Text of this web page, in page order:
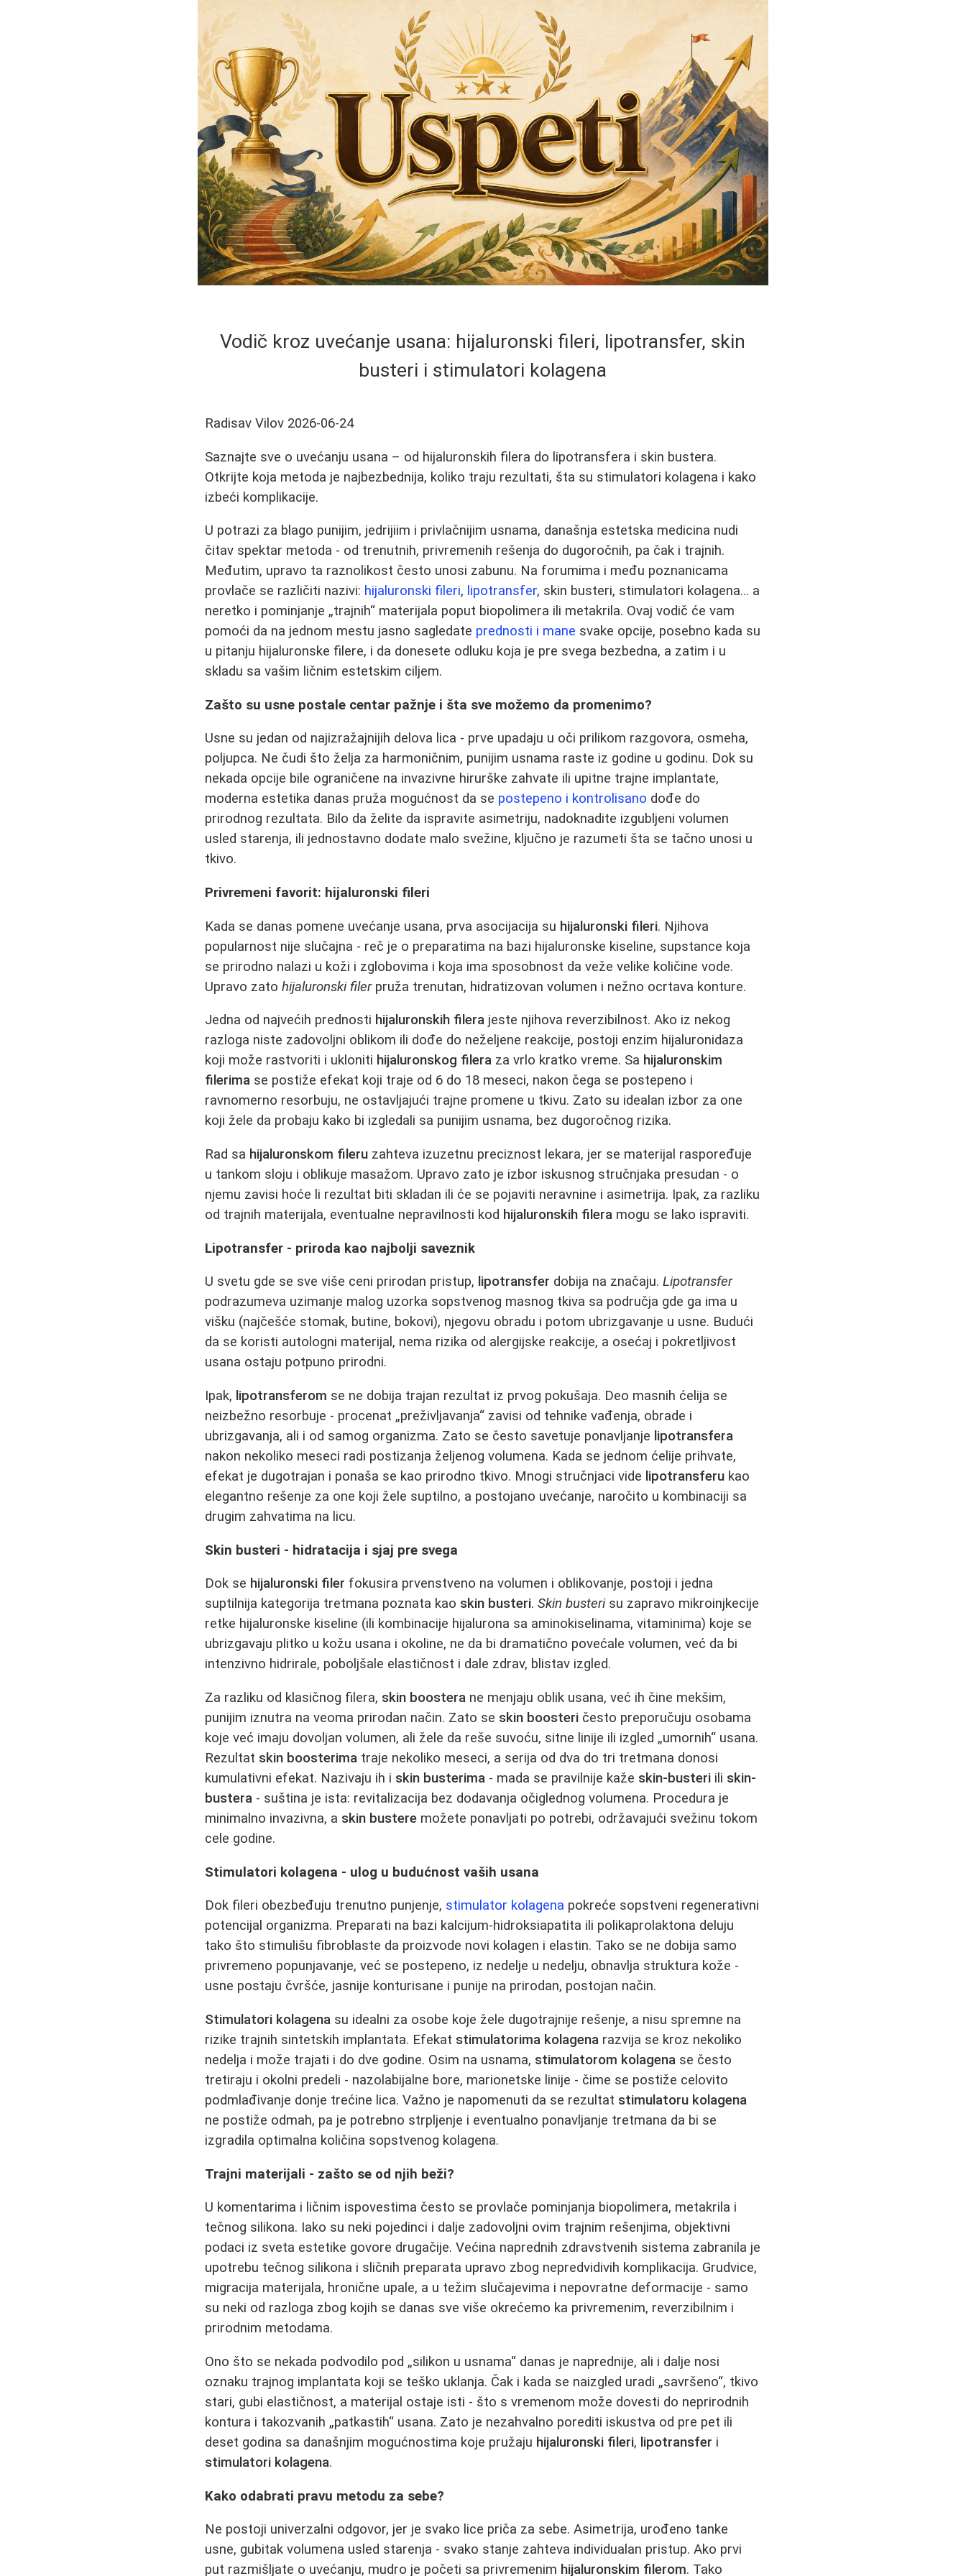
Vodič kroz uvećanje usana: hijaluronski fileri, lipotransfer, skin
busteri i stimulatori kolagena
Radisav Vilov 2026-06-24
Saznajte sve o uvećanju usana – od hijaluronskih filera do lipotransfera i skin bustera.
Otkrijte koja metoda je najbezbednija, koliko traju rezultati, šta su stimulatori kolagena i kako
izbeći komplikacije.
U potrazi za blago punijim, jedrijiim i privlačnijim usnama, današnja estetska medicina nudi
čitav spektar metoda - od trenutnih, privremenih rešenja do dugoročnih, pa čak i trajnih.
Međutim, upravo ta raznolikost često unosi zabunu. Na forumima i među poznanicama
provlače se različiti nazivi: hijaluronski fileri, lipotransfer, skin busteri, stimulatori kolagena… a
neretko i pominjanje „trajnih“ materijala poput biopolimera ili metakrila. Ovaj vodič će vam
pomoći da na jednom mestu jasno sagledate prednosti i mane svake opcije, posebno kada su
u pitanju hijaluronske filere, i da donesete odluku koja je pre svega bezbedna, a zatim i u
skladu sa vašim ličnim estetskim ciljem.
Zašto su usne postale centar pažnje i šta sve možemo da promenimo?
Usne su jedan od najizražajnijih delova lica - prve upadaju u oči prilikom razgovora, osmeha,
poljupca. Ne čudi što želja za harmoničnim, punijim usnama raste iz godine u godinu. Dok su
nekada opcije bile ograničene na invazivne hirurške zahvate ili upitne trajne implantate,
moderna estetika danas pruža mogućnost da se postepeno i kontrolisano dođe do
prirodnog rezultata. Bilo da želite da ispravite asimetriju, nadoknadite izgubljeni volumen
usled starenja, ili jednostavno dodate malo svežine, ključno je razumeti šta se tačno unosi u
tkivo.
Privremeni favorit: hijaluronski fileri
Kada se danas pomene uvećanje usana, prva asocijacija su hijaluronski fileri. Njihova
popularnost nije slučajna - reč je o preparatima na bazi hijaluronske kiseline, supstance koja
se prirodno nalazi u koži i zglobovima i koja ima sposobnost da veže velike količine vode.
Upravo zatohijaluronski filerpruža trenutan, hidratizovan volumen i nežno ocrtava konture.
Jedna od najvećih prednosti hijaluronskih filera jeste njihova reverzibilnost. Ako iz nekog
razloga niste zadovoljni oblikom ili dođe do neželjene reakcije, postoji enzim hijaluronidaza
koji može rastvoriti i ukloniti hijaluronskog filera za vrlo kratko vreme. Sa hijaluronskim
filerima se postiže efekat koji traje od 6 do 18 meseci, nakon čega se postepeno i
ravnomerno resorbuju, ne ostavljajući trajne promene u tkivu. Zato su idealan izbor za one
koji žele da probaju kako bi izgledali sa punijim usnama, bez dugoročnog rizika.
Rad sa hijaluronskom fileru zahteva izuzetnu preciznost lekara, jer se materijal raspoređuje
u tankom sloju i oblikuje masažom. Upravo zato je izbor iskusnog stručnjaka presudan - o
njemu zavisi hoće li rezultat biti skladan ili će se pojaviti neravnine i asimetrija. Ipak, za razliku
od trajnih materijala, eventualne nepravilnosti kod hijaluronskih filera mogu se lako ispraviti.
Lipotransfer - priroda kao najbolji saveznik
U svetu gde se sve više ceni prirodan pristup, lipotransfer dobija na značaju.Lipotransfer
podrazumeva uzimanje malog uzorka sopstvenog masnog tkiva sa područja gde ga ima u
višku (najčešće stomak, butine, bokovi), njegovu obradu i potom ubrizgavanje u usne. Budući
da se koristi autologni materijal, nema rizika od alergijske reakcije, a osećaj i pokretljivost
usana ostaju potpuno prirodni.
Ipak, lipotransferom se ne dobija trajan rezultat iz prvog pokušaja. Deo masnih ćelija se
neizbežno resorbuje - procenat „preživljavanja“ zavisi od tehnike vađenja, obrade i
ubrizgavanja, ali i od samog organizma. Zato se često savetuje ponavljanje lipotransfera
nakon nekoliko meseci radi postizanja željenog volumena. Kada se jednom ćelije prihvate,
efekat je dugotrajan i ponaša se kao prirodno tkivo. Mnogi stručnjaci vide lipotransferu kao
elegantno rešenje za one koji žele suptilno, a postojano uvećanje, naročito u kombinaciji sa
drugim zahvatima na licu.
Skin busteri - hidratacija i sjaj pre svega
Dok se hijaluronski filer fokusira prvenstveno na volumen i oblikovanje, postoji i jedna
suptilnija kategorija tretmana poznata kao skin busteri.Skin busterisu zapravo mikroinjkecije
retke hijaluronske kiseline (ili kombinacije hijalurona sa aminokiselinama, vitaminima) koje se
ubrizgavaju plitko u kožu usana i okoline, ne da bi dramatično povećale volumen, već da bi
intenzivno hidrirale, poboljšale elastičnost i dale zdrav, blistav izgled.
Za razliku od klasičnog filera, skin boostera ne menjaju oblik usana, već ih čine mekšim,
punijim iznutra na veoma prirodan način. Zato se skin boosteri često preporučuju osobama
koje već imaju dovoljan volumen, ali žele da reše suvoću, sitne linije ili izgled „umornih“ usana.
Rezultat skin boosterima traje nekoliko meseci, a serija od dva do tri tretmana donosi
kumulativni efekat. Nazivaju ih i skin busterima - mada se pravilnije kaže skin-busteri ili skin-
bustera - suština je ista: revitalizacija bez dodavanja očiglednog volumena. Procedura je
minimalno invazivna, a skin bustere možete ponavljati po potrebi, održavajući svežinu tokom
cele godine.
Stimulatori kolagena - ulog u budućnost vaših usana
Dok fileri obezbeđuju trenutno punjenje, stimulator kolagena pokreće sopstveni regenerativni
potencijal organizma. Preparati na bazi kalcijum-hidroksiapatita ili polikaprolaktona deluju
tako što stimulišu fibroblaste da proizvode novi kolagen i elastin. Tako se ne dobija samo
privremeno popunjavanje, već se postepeno, iz nedelje u nedelju, obnavlja struktura kože -
usne postaju čvršće, jasnije konturisane i punije na prirodan, postojan način.
Stimulatori kolagena su idealni za osobe koje žele dugotrajnije rešenje, a nisu spremne na
rizike trajnih sintetskih implantata. Efekat stimulatorima kolagena razvija se kroz nekoliko
nedelja i može trajati i do dve godine. Osim na usnama, stimulatorom kolagena se često
tretiraju i okolni predeli - nazolabijalne bore, marionetske linije - čime se postiže celovito
podmlađivanje donje trećine lica. Važno je napomenuti da se rezultat stimulatoru kolagena
ne postiže odmah, pa je potrebno strpljenje i eventualno ponavljanje tretmana da bi se
izgradila optimalna količina sopstvenog kolagena.
Trajni materijali - zašto se od njih beži?
U komentarima i ličnim ispovestima često se provlače pominjanja biopolimera, metakrila i
tečnog silikona. Iako su neki pojedinci i dalje zadovoljni ovim trajnim rešenjima, objektivni
podaci iz sveta estetike govore drugačije. Većina naprednih zdravstvenih sistema zabranila je
upotrebu tečnog silikona i sličnih preparata upravo zbog nepredvidivih komplikacija. Grudvice,
migracija materijala, hronične upale, a u težim slučajevima i nepovratne deformacije - samo
su neki od razloga zbog kojih se danas sve više okrećemo ka privremenim, reverzibilnim i
prirodnim metodama.
Ono što se nekada podvodilo pod „silikon u usnama“ danas je naprednije, ali i dalje nosi
oznaku trajnog implantata koji se teško uklanja. Čak i kada se naizgled uradi „savršeno“, tkivo
stari, gubi elastičnost, a materijal ostaje isti - što s vremenom može dovesti do neprirodnih
kontura i takozvanih „patkastih“ usana. Zato je nezahvalno porediti iskustva od pre pet ili
deset godina sa današnjim mogućnostima koje pružaju hijaluronski fileri, lipotransfer i
stimulatori kolagena.
Kako odabrati pravu metodu za sebe?
Ne postoji univerzalni odgovor, jer je svako lice priča za sebe. Asimetrija, urođeno tanke
usne, gubitak volumena usled starenja - svako stanje zahteva individualan pristup. Ako prvi
put razmišljate o uvećanju, mudro je početi sa privremenim hijaluronskim filerom. Tako